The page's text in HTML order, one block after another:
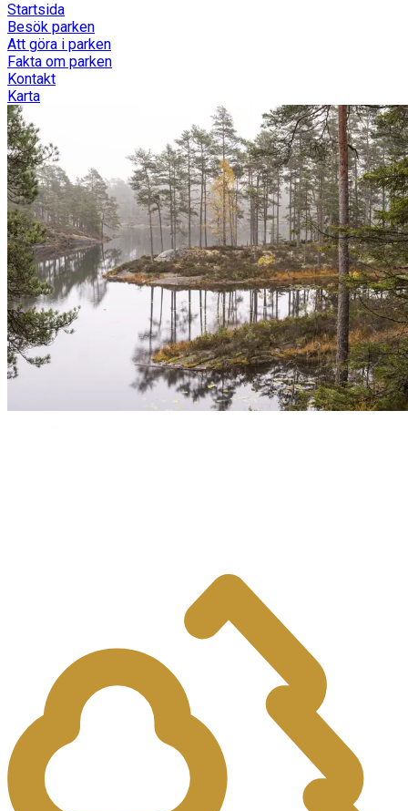
Startsida
Besök parken
Att göra i parken
Fakta om parken
Kontakt
Karta